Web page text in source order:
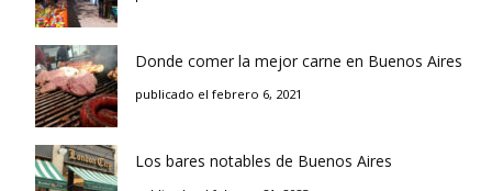
Donde comer la mejor carne en Buenos Aires
publicado el febrero 6, 2021
Los bares notables de Buenos Aires